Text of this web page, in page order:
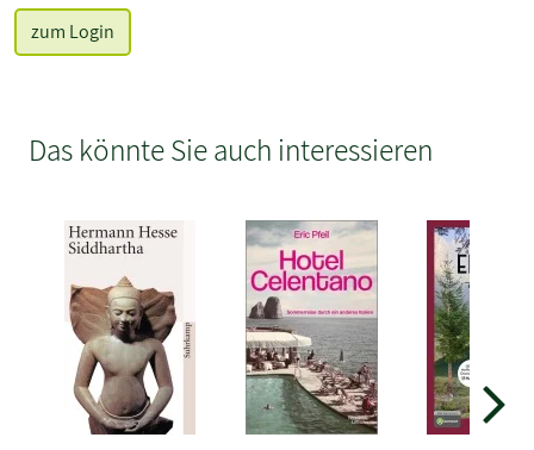
zum Login
Das könnte Sie auch interessieren